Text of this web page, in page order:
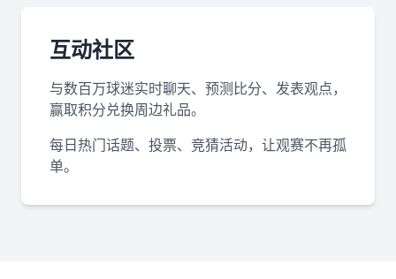
互动社区
与数百万球迷实时聊天、预测比分、发表观点，
赢取积分兑换周边礼品。
每日热门话题、投票、竞猜活动，让观赛不再孤
单。